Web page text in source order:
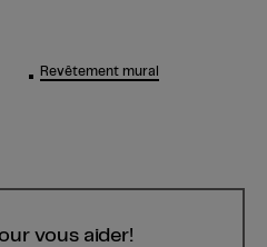
Revêtement mural
vous aider!